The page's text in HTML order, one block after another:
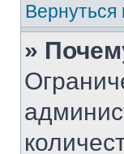
Вернуться
»